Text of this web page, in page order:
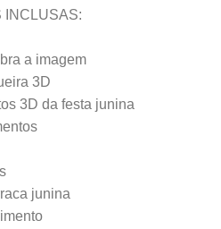
a imagem
3D
3D da festa junina
junina